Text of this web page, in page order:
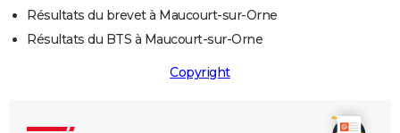
Résultats du brevet à Maucourt-sur-Orne
Résultats du BTS à Maucourt-sur-Orne
Copyright